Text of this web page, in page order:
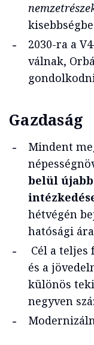
2030-ra a
válnak,
Gazdaság
Mindent
belül
hétvégén
hatósági
Cél a teljes
és a
különös
negyven